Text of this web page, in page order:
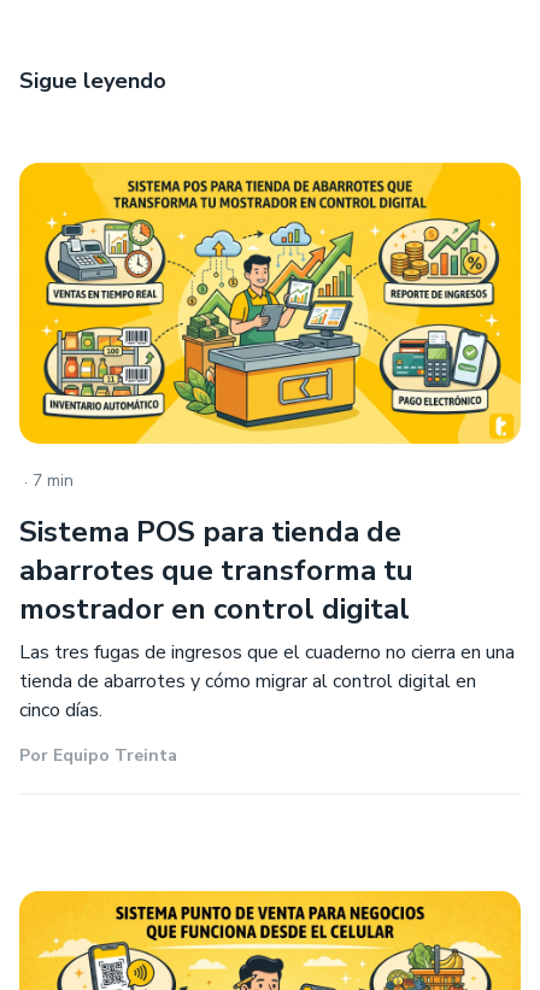
Sigue leyendo
. 7 min
Sistema POS para tienda de
abarrotes que transforma tu
mostrador en control digital
Las tres fugas de ingresos que el cuaderno no cierra en una
tienda de abarrotes y cómo migrar al control digital en
cinco días.
Por Equipo Treinta